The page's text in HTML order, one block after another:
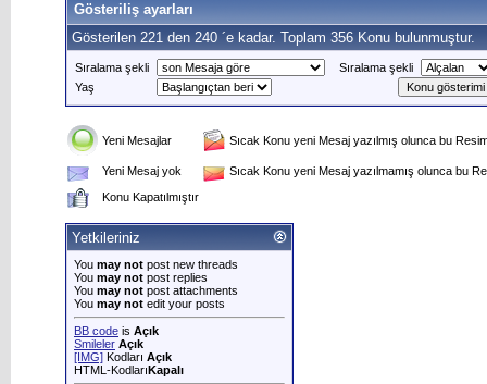
Gösteriliş ayarları
Gösterilen 221 den 240 ´e kadar. Toplam 356 Konu bulunmuştur.
Sıralama şekli
Sıralama şekli
Yaş
Yeni Mesajlar Sıcak Konu yeni Mesaj yazılmış olunca bu
Yeni Mesaj yok
Sıcak Konu yeni Mesaj yazılmamış olunca bu
Konu Kapatılmıştır
Yetkileriniz
You may not post new threads
You may not post replies
You may not post attachments
You may not edit your posts
BB code is Açık
Smileler Açık
[IMG] Kodları Açık
HTML-KodlarıKapalı